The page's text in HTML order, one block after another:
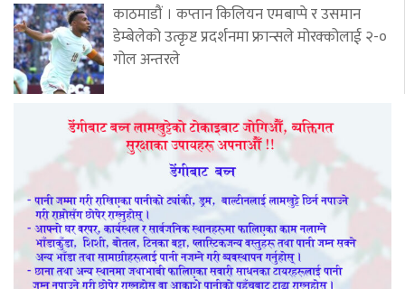
काठमाडौं । कप्तान किलियन एमबाप्पे र उसमान
डेम्बेलेको उत्कृष्ट प्रदर्शनमा फ्रान्सले मोरक्कोलाई २-०
गोल अन्तरले